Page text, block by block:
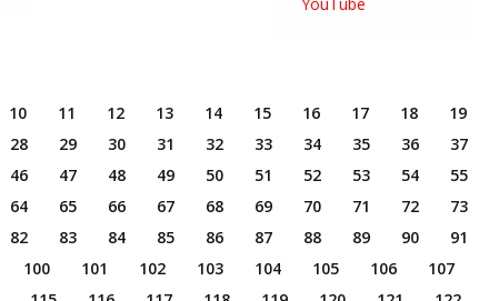
10 11 12 13 14 15 16 17 18
19
28 29 30 31 32 33 34 35 36
37
46 47 48 49 50 51 52 53 54
55
64 65 66 67 68 69 70 71 72
73
82 83 84 85 86 87 88 89 90
91
100 101 102 103 104 105 106
107